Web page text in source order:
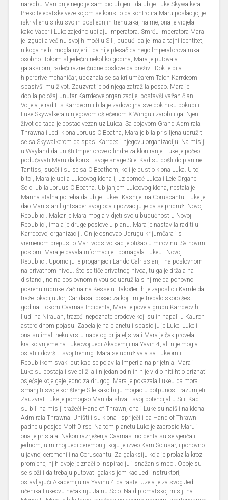
naredbu Mari prije nego je sam bio ubijen - da ubije Luke Skywalkera.
Preko telepatske veze kojom se koristio da kontrolira Maru poslao joj je
iskrivljenu sliku svojih posljednjih trenutaka, naime, ona je vidjela
kako Vader i Luke zajedno ubijaju Imperatora. Smrću Imperatora Mara
je izgubila većinu svojih moći u Sili, budući da je imala tajni identitet,
nikoga ne bi mogla uvjeriti da nije plesačica nego Imperatorova ruka
osobno. Tokom slijedećih nekoliko godina, Mara je putovala
galaksijom, radeći razne čudne poslove da preživi. Dok je bila
hiperdrive mehaničar, upoznala se sa krijumčarem Talon Karrdeom
spasivši mu život. Zauzvrat je od njega zatražila posao. Mara je
dobila položaj unutar Karrdeove organizacije, postavši važan član.
Voljela je raditi s Karrdeom i bila je zadovoljna sve dok nisu pokupili
Luke Skywalkera u njegovom oštećenom X-Wingu i zarobili ga. Njen
život od tada je postao vezan uz Lukea. Sa pojavom Grand Admirala
Thrawna i Jedi klona Joruus C'Boatha, Mara je bila prisiljena udružiti
se sa Skywalkerom da spasi Karrdea i njegovu organizaciju. Na misiji
u Wayland da uništi Impertorove cilindre za kloniranje, Luke je počeo
podučavati Maru da koristi svoje snage Sile. Kad su došli do planine
Tantiss, suočili su se sa C'Boathom, koji je pustio klona Luka. U toj
bitci, Mara je ubila Lukeovog klona i, uz pomoć Lukea i Leie Organe
Solo, ubila Joruus C'Boatha. Ubijanjem Lukeovog klona, nestala je
Marina stalna potreba da ubije Lukea. Kasnije, na Coruscantu, Luke je
dao Mari stari lightsaber svog oca i pozvao ju je da se pridruži Novoj
Republici. Makar je Mara mogla vidjeti svoju budućnost u Novoj
Republici, imala je druge poslove u planu. Mara je nastavila raditi u
Karrdeovoj organizaciji. On je osnovao Udrugu krijumčara i s
vremenom prepustio Mari vodstvo kad je otišao u mirovinu. Sa novim
poslom, Mara je davala informacije i pomagala Lukeu i Novoj
Republici. Uporno ju je proganjao i Lando Calrissian, i na poslovnom i
na privatnom nivou. Što se tiče privatnog nivoa, tu ga je držala na
distanci, no na poslovnom nivou se udružila s njime da ponovno
pokrenu rudnike Začina na Kesselu. Također ih je zaposlio i Karrde da
traže lokaciju Jorj Car'dasa, posao za koji im je trebalo skoro šest
godina. Tokom Caamas Incidenta, Mara je povela grupu Karrdeovih
ljudi na Nirauan, trazeći nepoznate brodove koji su ih napali u Kauron
asteroidnom pojasu. Zapela je na planetu i spasio ju je Luke. Luke i
ona su imali neku vrstu napetog prijateljstva i Mara je čak provela
kratko vrijeme na Lukeovoj Jedi Akademiji na Yavin 4, ali nije mogla
ostati i dovršiti svoj trening. Mara se udruživala sa Lukeom i
Republikom svaki put kad se pojavila Imperijalna prijetnja. Mara i
Luke su postajali sve bliži ali nijedan od njih nije vidio niti htio priznati
osjećaje koje gaje jedno za drugog. Mara je pokazala Lukeu da mora
smanjiti svoje korištenje Sile kako bi ju mogao u potpunosti razumjeti.
Zauzvrat Luke je pomogao Mari da shvati svoj potencijal u Sili. Kad
su bili na misiji tražeći Hand of Thrawn, ona i Luke su naišli na klona
Admirala Thrawna. Uništili su klona i spriječili da Hand of Thrawn
padne u posjed Moff Dirse. Na tom planetu Luke je zaprosio Maru i
ona je pristala. Nakon razrješenja Caamas Incidenta su se vjenčali:
jednom, u mirnoj Jedi ceremoniji koju je izveo Kam Solusar, i ponovno
u javnoj ceremoniji na Coruscantu. Za galaksiju koja je prolazila kroz
promjene, njih dvoje je značilo inspiraciju i snažan simbol. Oboje su
se složili da trebaju putovati galaksijom kao Jedi instruktori,
ostavljajući Akademiju na Yavinu 4 da raste. Uzela je za svog Jedi
učenika Lukeovu nećakinju Jainu Solo. Na diplomatskoj misiji na